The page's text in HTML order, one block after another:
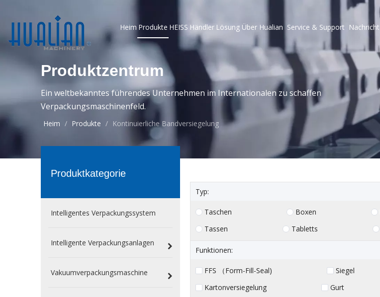
Heim Produkte HEISS Händler Lösung Über Hualian Service & Support Nachricht
Produktzentrum
Ein weltbekanntes führendes Unternehmen im Internationalen zu schaffen
Verpackungsmaschinenfeld.
Heim / Produkte / Kontinuierliche Bandversiegelung
Produktkategorie
Intelligentes Verpackungssystem
Intelligente Verpackungsanlagen
Vakuumverpackungsmaschine
Typ:
Taschen Boxen
Tassen
Tabletts
Funktionen:
FFS （Form-Fill-Seal) Siegel
Kartonversiegelung
Gurt